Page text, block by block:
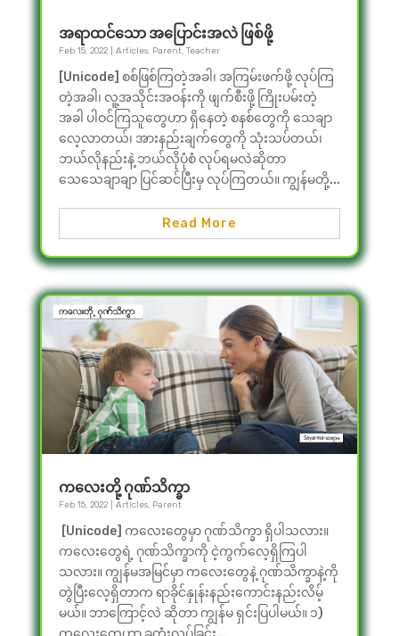
အရာထင်သော အပြောင်းအလဲ ဖြစ်ဖို့
Feb 15, 2022| Articles, Parent, Teacher
[Unicode] စစ်ဖြစ်ကြတဲ့အခါ၊ အကြမ်းဖက်ဖို့ လုပ်ကြ
တဲ့အခါ၊ လူ့အသိုင်းအဝန်းကို ဖျက်စီးဖို့ ကြိုးပမ်းတဲ့
အခါ ပါဝင်ကြသူတွေဟာ ရှိနေတဲ့ စနစ်တွေကို သေချာ
လေ့လာတယ်၊ အားနည်းချက်တွေကို သုံးသပ်တယ်၊
ဘယ်လိုနည်းနဲ့ ဘယ်လိုပုံစံ လုပ်ရမလဲဆိုတာ
သေသေချာချာ ပြင်ဆင်ပြီးမှ လုပ်ကြတယ်။ ကျွန်မတို့...
Read More
ကလေးတို့ ဂုဏ်သိက္ခာ
Feb 15, 2022| Articles, Parent
[Unicode] ကလေးတွေမှာ ဂုဏ်သိက္ခာ ရှိပါသလား။
ကလေးတွေရဲ့ ဂုဏ်သိက္ခာကို ငဲ့ကွက်လေ့ရှိကြပါ
သလား။ ကျွန်မအမြင်မှာ ကလေးတွေနဲ့ ဂုဏ်သိက္ခာနဲ့ကို
တွဲပြီးလေ့ရှိတာက ရာခိုင်နှုန်းနည်းကောင်းနည်းလိမ့်
မယ်။ ဘာကြောင့်လဲ ဆိုတာ ကျွန်မ ရှင်းပြပါမယ်။ ၁)